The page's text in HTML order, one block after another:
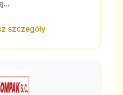
szczegóły